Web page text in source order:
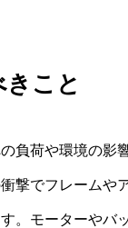
こと
負荷や環境の影
撃でフレームや
。モーターやバ